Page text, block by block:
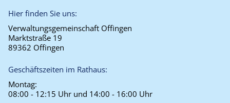
Hier finden Sie uns:
Verwaltungsgemeinschaft Offingen
Marktstraße 19
89362 Offingen
Geschäftszeiten im Rathaus:
Montag:
08:00 - 12:15 Uhr und 14:00 - 16:00 Uhr